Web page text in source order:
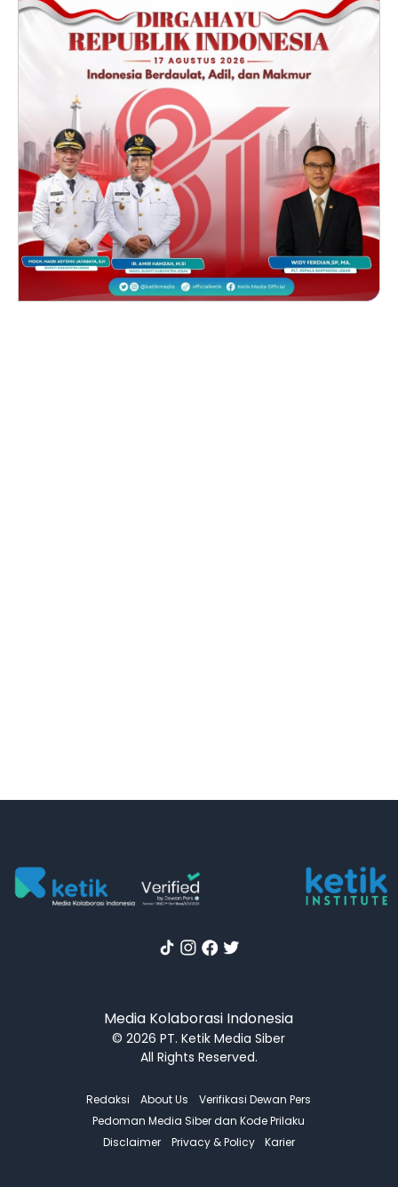
Media Kolaborasi Indonesia
© 2026 PT. Ketik Media Siber
All Rights Reserved.
Redaksi About Us
Verifikasi Dewan Pers
Pedoman Media Siber dan Kode Prilaku
Disclaimer
Privacy & Policy Karier